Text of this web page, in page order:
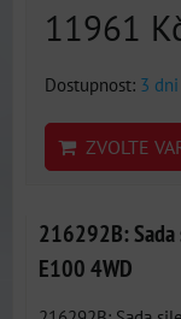
11961
Dostupnost: 3 dni
ZVOLTE
216292B:
E100 4WD